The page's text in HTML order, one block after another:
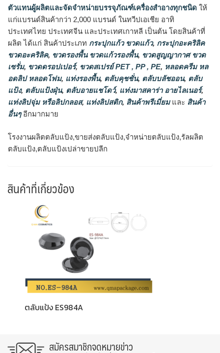
ตัวแทนผู้ผลิตและจัดจำหน่ายบรรจุภัณฑ์เครื่องสำอางทุกชนิด ให้
แก่แบรนด์สินค้ากว่า 2,000 แบรนด์ ในทวีปเอเชีย อาทิ
ประเทศไทย ประเทศจีน และประเทศเกาหลี เป็นต้น โดยสินค้าที่
ผลิต ได้แก่ สินค้าประเภท กระปุกแก้ว ขวดแก้ว, กระปุกอะคริลิค
ขวดอะคริลิค, ขวดรองพื้น ขวดแก้วรองพื้น, ขวดสูญญากาศ ขวด
เซรั่ม, ขวดดรอปเปอร์, ขวดสเปรย์ PET , PP , PE, หลอดครีม หล
อดลิป หลอดโฟม, แท่งรองพื้น, ตลับคุชชั่น, ตลับบลัชออน, ตลับ
แป้ง, ตลับแป้งฝุ่น, ตลับอายแชโดว์, แท่งมาสคาร่า อายไลเนอร์,
แท่งลิปจุ่ม หรือลิปกลอส, แท่งลิปสติก, สินค้าพรีเมี่ยมและ สินค้า
อื่นๆอีกมากมาย
โรงงานผลิตตลับแป้ง,ขายส่งตลับแป้ง,จำหน่ายตลับแป้ง,รัลผลิต
ตลับแป้ง,ตลับแป้งเปล่าขายปลีก
สินค้าที่เกี่ยวข้อง
ตลับแป้ง ES984A
สมัครสมาชิกจดหมายข่าว